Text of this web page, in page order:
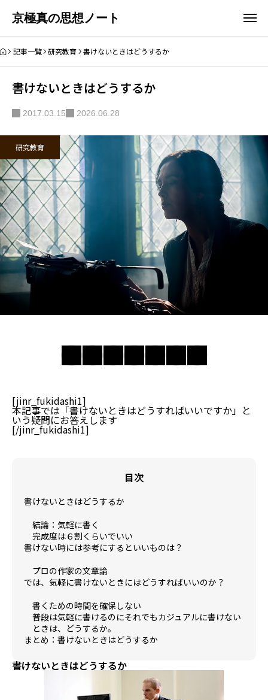
京極真の思想ノート
記事一覧 研究教育 書けないときはどうするか
書けないときはどうするか
2017.03.15 2026.06.28
研究教育
[jinr_fukidashi1]
本記事では「書けないときはどうすればいいですか」と
いう疑問にお答えします
[/jinr_fukidashi1]
目次
書けないときはどうするか
結論：気軽に書く
完成度は６割くらいでいい
書けない時には参考にするといいものは？
プロの作家の文章論
では、気軽に書けないときにはどうすればいいのか？
書くための時間を確保しない
普段は気軽に書けるのにそれでもカジュアルに書けない
ときは、どうするか。
まとめ：書けないときはどうするか
書けないときはどうするか